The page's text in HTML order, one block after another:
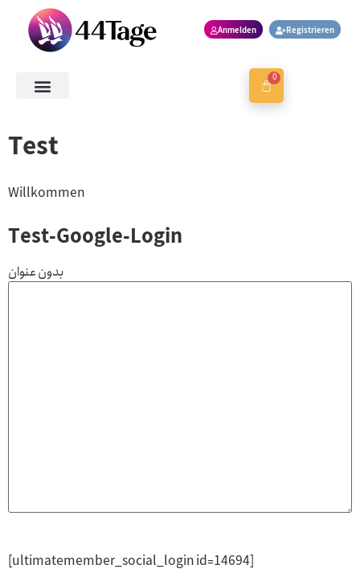
Anmelden Registrieren
0
Test
Willkommen
Test-Google-Login
بدون عنوان
[ultimatemember_social_login id=14694]